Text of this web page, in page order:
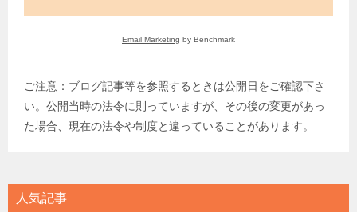
Email Marketing by Benchmark
ご注意：ブログ記事等を参照するときは公開日をご確認下さ
い。公開当時の法令に則っていますが、その後の変更があっ
た場合、現在の法令や制度と違っていることがあります。
人気記事